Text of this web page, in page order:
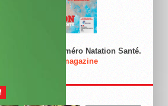
notre dernier numéro Natation Santé.
Je découvre le magazine